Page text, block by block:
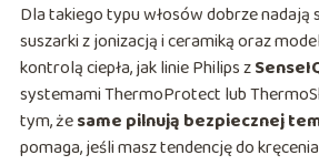
Dla takiego typu włosów dobrze nadają
suszarki z jonizacją i ceramiką oraz
kontrolą ciepła, jak linie Philips z
systemami ThermoProtect lub
tym, żesame pilnują bezpiecznej
pomaga, jeśli masz tendencję do